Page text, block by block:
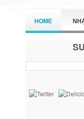
HOME